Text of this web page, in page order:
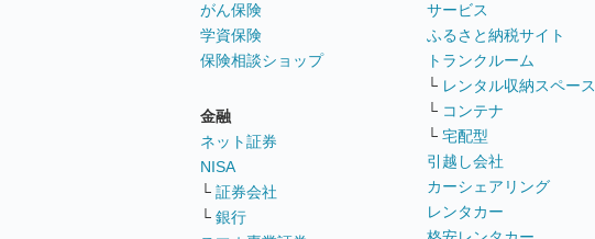
がん保険
学資保険
保険相談ショップ
金融
ネット証券
NISA
└ 証券会社
└ 銀行
サービス
ふるさと納税サイト
トランクルーム
└ レンタル収納スペース
└ コンテナ
└ 宅配型
引越し会社
カーシェアリング
レンタカー